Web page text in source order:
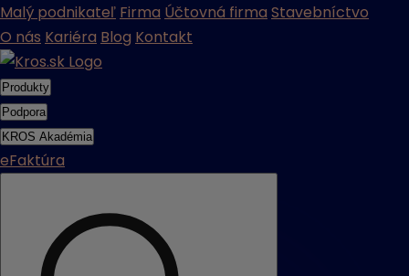
Malý podnikateľ Firma Účtovná firma Stavebníctvo
O nás Kariéra Blog Kontakt
Produkty
Podpora
KROS Akadémia
eFaktúra